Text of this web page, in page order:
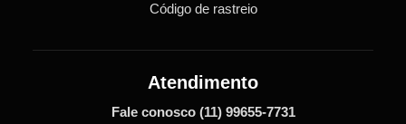
Código de rastreio
Atendimento
Fale conosco (11) 99655-7731